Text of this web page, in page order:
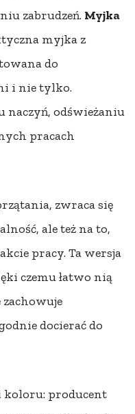
zabrudzeń. Myjka
myjka z
do
i nie tylko.
naczyń, odświeżaniu
pracach
zwraca się
ale też na to,
pracy. Ta wersja
czemu łatwo nią
zachowuje
docierać do
koloru: producent